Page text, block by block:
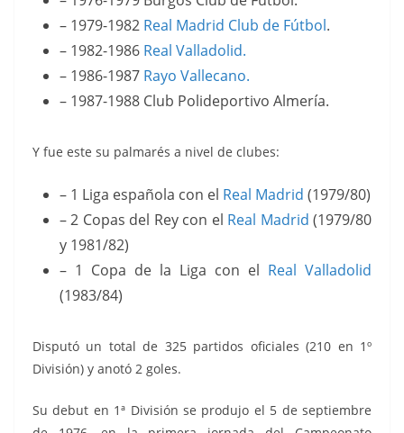
– 1979-1982 Real Madrid Club de Fútbol.
– 1982-1986 Real Valladolid.
– 1986-1987 Rayo Vallecano.
– 1987-1988 Club Polideportivo Almería.
Y fue este su palmarés a nivel de clubes:
– 1 Liga española con el Real Madrid (1979/80)
– 2 Copas del Rey con el Real Madrid (1979/80
y 1981/82)
– 1 Copa de la Liga con el Real Valladolid
(1983/84)
Disputó un total de 325 partidos oficiales (210 en 1º
División) y anotó 2 goles.
Su debut en 1ª División se produjo el 5 de septiembre